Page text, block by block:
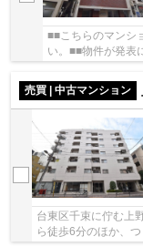
■■こちらのマンシ
い。■■物件が発表
売買 | 中古マンション
台東区千束に佇む上
ら徒歩6分のほか、